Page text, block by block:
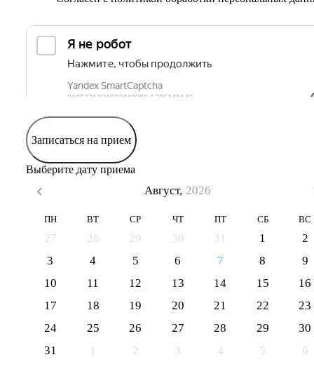
Записаться на прием
Выберите дату приема
Август, 2026
ПН ВТ СР ЧТ ПТ СБ ВС
27 28 29 30 31 1
2
3
4 5 6 7 8
9
10
11 12 13 14 15
16
17
18 19 20 21 22
23
24
25 26 27 28 29
30
31
1 2 3 4 5 6